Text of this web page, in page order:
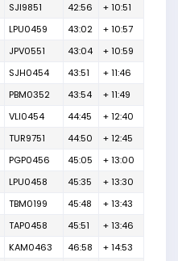
SJI9851 42:56
+ 10:51
LPU0459 43:02
+ 10:57
JPV0551 43:04
+ 10:59
SJH0454 43:51
+ 11:46
PBM0352 43:54
+ 11:49
VLI0454 44:45
+ 12:40
TUR9751 44:50
+ 12:45
PGP0456 45:05
+ 13:00
LPU0458 45:35
+ 13:30
TBM0199 45:48
+ 13:43
TAP0458 45:51
+ 13:46
KAM0463 46:58
+ 14:53